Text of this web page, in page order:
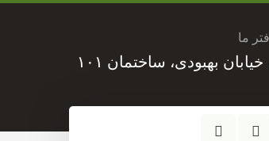
ما
بهبودی، ساختمان ۱۰۱